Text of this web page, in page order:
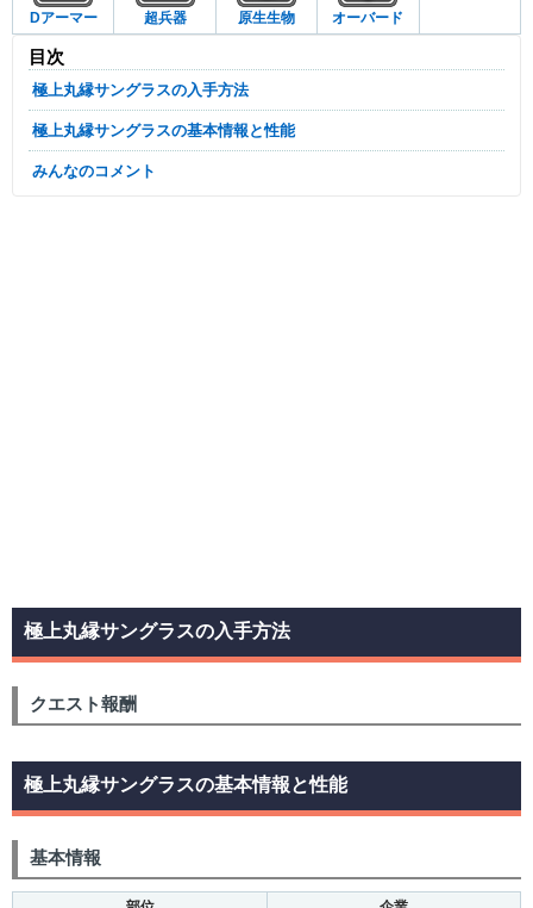
Dアーマー 超兵器 原生生物 オーバード
目次
極上丸縁サングラスの入手方法
極上丸縁サングラスの基本情報と性能
みんなのコメント
極上丸縁サングラスの入手方法
クエスト報酬
極上丸縁サングラスの基本情報と性能
基本情報